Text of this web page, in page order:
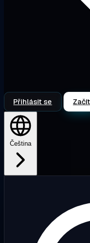
Přihlásit se Začít
Čeština